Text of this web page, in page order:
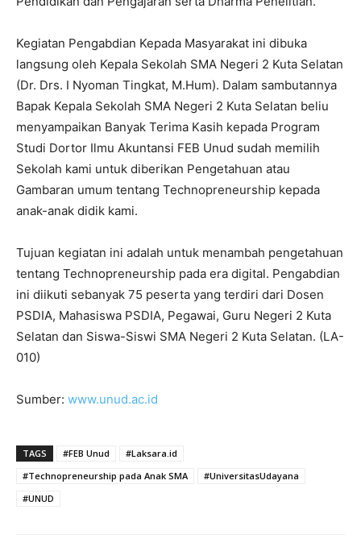
Kegiatan Pengabdian Kepada Masyarakat ini dibuka
langsung oleh Kepala Sekolah SMA Negeri 2 Kuta Selatan
(Dr. Drs. I Nyoman Tingkat, M.Hum). Dalam sambutannya
Bapak Kepala Sekolah SMA Negeri 2 Kuta Selatan beliu
menyampaikan Banyak Terima Kasih kepada Program
Studi Dortor Ilmu Akuntansi FEB Unud sudah memilih
Sekolah kami untuk diberikan Pengetahuan atau
Gambaran umum tentang Technopreneurship kepada
anak-anak didik kami.
Tujuan kegiatan ini adalah untuk menambah pengetahuan
tentang Technopreneurship pada era digital. Pengabdian
ini diikuti sebanyak 75 peserta yang terdiri dari Dosen
PSDIA, Mahasiswa PSDIA, Pegawai, Guru Negeri 2 Kuta
Selatan dan Siswa-Siswi SMA Negeri 2 Kuta Selatan. (LA-
010)
Sumber: www.unud.ac.id
TAGS #FEB Unud
#Laksara.id
#Technopreneurship pada Anak SMA
#UniversitasUdayana
#UNUD